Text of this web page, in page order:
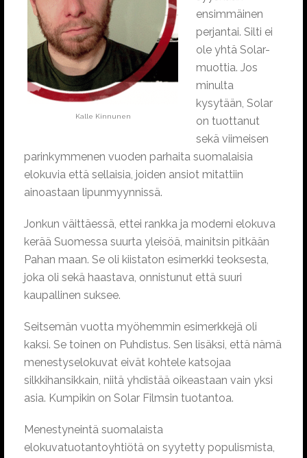
Kalle Kinnunen
ensimmäinen
perjantai. Silti ei
ole yhtä Solar-
muottia. Jos
minulta
kysytään, Solar
on tuottanut
sekä viimeisen
parinkymmenen vuoden parhaita suomalaisia
elokuvia että sellaisia, joiden ansiot mitattiin
ainoastaan lipunmyynnissä.
Jonkun väittäessä, ettei rankka ja moderni elokuva
kerää Suomessa suurta yleisöä, mainitsin pitkään
Pahan maan. Se oli kiistaton esimerkki teoksesta,
joka oli sekä haastava, onnistunut että suuri
kaupallinen suksee.
Seitsemän vuotta myöhemmin esimerkkejä oli
kaksi. Se toinen on Puhdistus. Sen lisäksi, että nämä
menestyselokuvat eivät kohtele katsojaa
silkkihansikkain, niitä yhdistää oikeastaan vain yksi
asia. Kumpikin on Solar Filmsin tuotantoa.
Menestyneintä suomalaista
elokuvatuotantoyhtiötä on syytetty populismista,